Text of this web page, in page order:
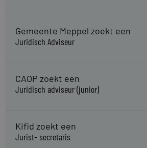
Gemeente Meppel zoekt een
Juridisch Adviseur
CAOP zoekt een
Juridisch adviseur (junior)
Kifid zoekt een
Jurist- secretaris